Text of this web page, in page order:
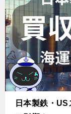
日本製鉄・